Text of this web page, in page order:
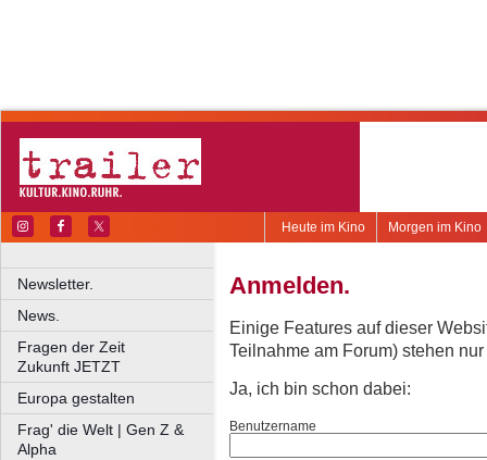
Morgen im Kino
Heute im Kino
Newsletter.
News.
Fragen der Zeit
Zukunft JETZT
Europa gestalten
Frag' die Welt | Gen Z &
Alpha
Anmelden.
Einige Features auf dieser
Teilnahme am Forum) stehen
Ja, ich bin schon dabei:
Benutzername